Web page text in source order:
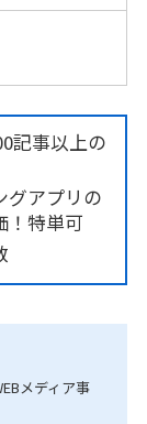
記事以上の
グアプリの
！特単可
メディア事